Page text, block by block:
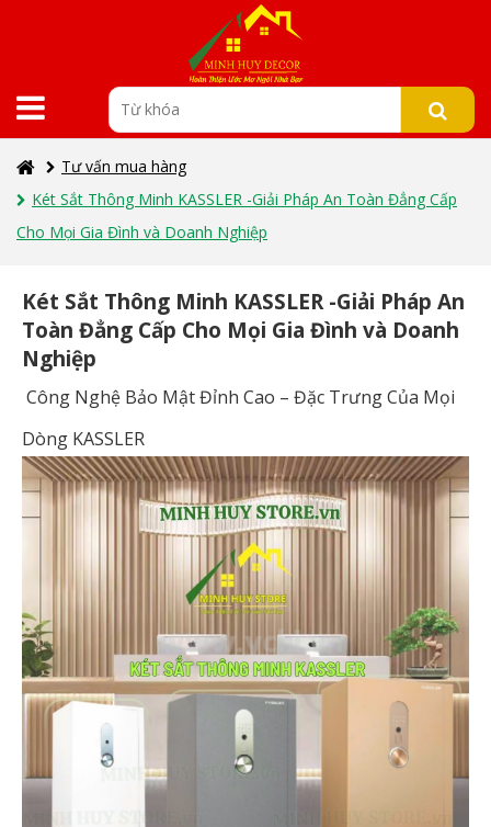
Tư vấn mua hàng
Két Sắt Thông Minh KASSLER -Giải Pháp An Toàn Đẳng Cấp
Cho Mọi Gia Đình và Doanh Nghiệp
Két Sắt Thông Minh KASSLER -Giải Pháp An
Toàn Đẳng Cấp Cho Mọi Gia Đình và Doanh
Nghiệp
Công Nghệ Bảo Mật Đỉnh Cao – Đặc Trưng Của Mọi
Dòng KASSLER